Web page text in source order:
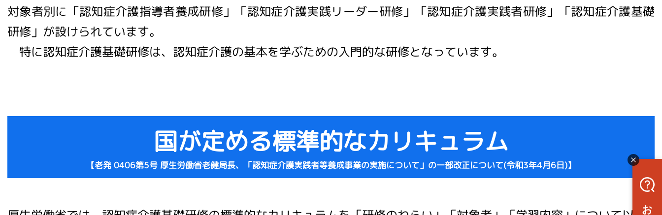
対象者別に「認知症介護指導者養成研修」「認知症介護実践リーダー研修」「認知症介護実践者研修」「認知症介護基礎
研修」が設けられています。
特に認知症介護基礎研修は、認知症介護の基本を学ぶための入門的な研修となっています。
国が定める標準的なカリキュラム
【老発 0406第5号 厚生労働省老健局長、「認知症介護実践者等養成事業の実施について」の一部改正について(令和3年4月6日)】